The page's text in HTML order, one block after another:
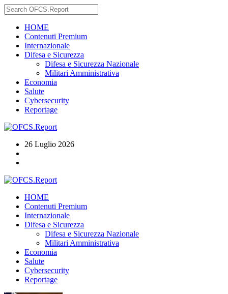
HOME
Contenuti Premium
Internazionale
Difesa e Sicurezza
Difesa e Sicurezza Nazionale
Militari Amministrativa
Economia
Salute
Cybersecurity
Reportage
26 Luglio 2026
HOME
Contenuti Premium
Internazionale
Difesa e Sicurezza
Difesa e Sicurezza Nazionale
Militari Amministrativa
Economia
Salute
Cybersecurity
Reportage